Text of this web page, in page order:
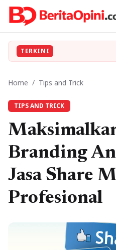
TERKINI
Home / Tips and Trick
TIPS AND TRICK
Branding
Jasa Share
Profesional